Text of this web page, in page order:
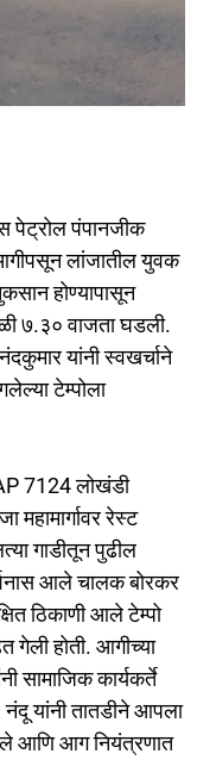
पेट्रोल पंपानजीक
लांजातील युवक
होण्यापासून
७.३० वाजता घडली.
यांनी स्वखर्चाने
टेम्पोला
7124 लोखंडी
रेस्ट
गाडीतून पुढील
आले चालक बोरकर
ठिकाणी आले टेम्पो
गेली होती. आगीच्या
सामाजिक कार्यकर्ते
नंदू यांनी तातडीने आपला
आणि आग नियंत्रणात